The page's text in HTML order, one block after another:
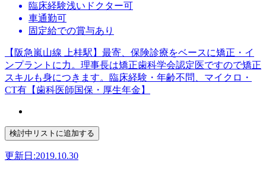
臨床経験浅いドクター可
車通勤可
固定給での賞与あり
【阪急嵐山線 上桂駅】最寄、保険診療をベースに矯正・イ
ンプラントに力。理事長は矯正歯科学会認定医ですので矯正
スキルも身につきます。臨床経験・年齢不問、マイクロ・
CT有【歯科医師国保・厚生年金】
更新日:2019.10.30